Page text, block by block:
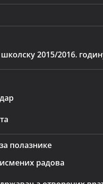
2015/2016.
полазнике
радова